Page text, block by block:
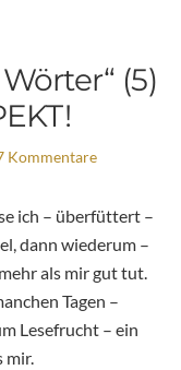
(5)
Kommentare
ich – überfüttert –
dann wiederum –
als mir gut tut.
Tagen –
Lesefrucht – ein
mir.